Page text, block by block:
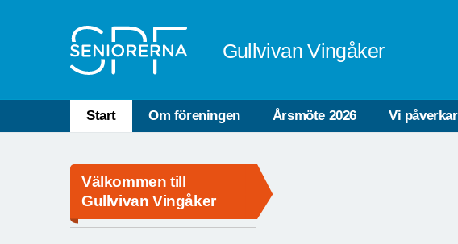
Gullvivan Vingåker
Start Om föreningen Årsmöte 2026 Vi påverkar
Välkommen till
Gullvivan Vingåker
Läs om